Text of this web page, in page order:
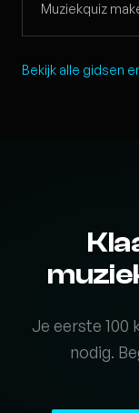
Muziekquiz
Bekijk alle gidsen
Je eerste 100
nodig.